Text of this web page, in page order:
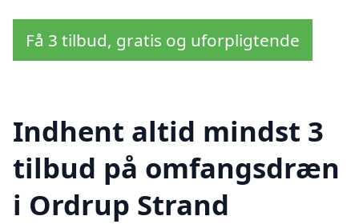
Få 3 tilbud, gratis og uforpligtende
Indhent altid mindst 3
tilbud på omfangsdræn
i Ordrup Strand